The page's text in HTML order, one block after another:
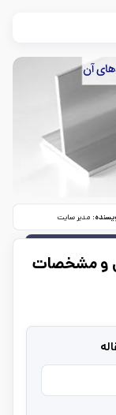
مدیر سایت
و مشخصات